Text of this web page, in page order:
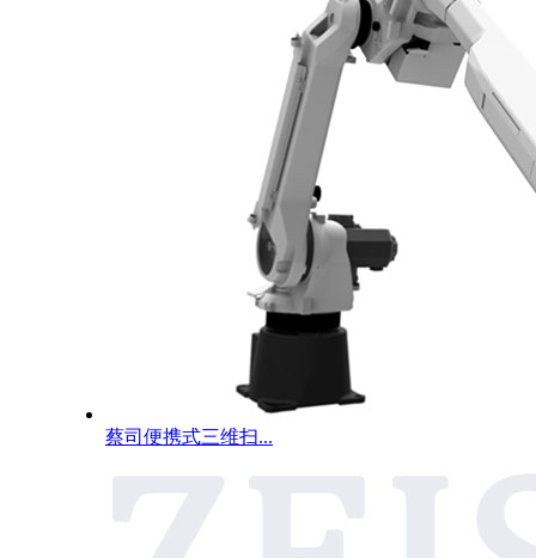
蔡司便携式三维扫...